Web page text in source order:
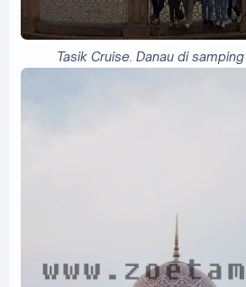
Tasik Cruise. Danau di